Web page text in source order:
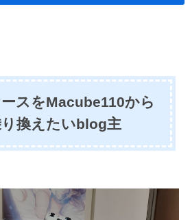
スをMacube110から
換えたいblog主